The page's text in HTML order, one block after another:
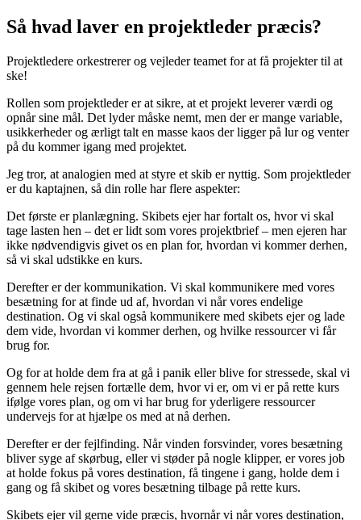
Så hvad laver en projektleder præcis?
Projektledere orkestrerer og vejleder teamet for at få projekter til at
ske!
Rollen som projektleder er at sikre, at et projekt leverer værdi og
opnår sine mål. Det lyder måske nemt, men der er mange variable,
usikkerheder og ærligt talt en masse kaos der ligger på lur og venter
på du kommer igang med projektet.
Jeg tror, at analogien med at styre et skib er nyttig. Som projektleder
er du kaptajnen, så din rolle har flere aspekter:
Det første er planlægning. Skibets ejer har fortalt os, hvor vi skal
tage lasten hen – det er lidt som vores projektbrief – men ejeren har
ikke nødvendigvis givet os en plan for, hvordan vi kommer derhen,
så vi skal udstikke en kurs.
Derefter er der kommunikation. Vi skal kommunikere med vores
besætning for at finde ud af, hvordan vi når vores endelige
destination. Og vi skal også kommunikere med skibets ejer og lade
dem vide, hvordan vi kommer derhen, og hvilke ressourcer vi får
brug for.
Og for at holde dem fra at gå i panik eller blive for stressede, skal vi
gennem hele rejsen fortælle dem, hvor vi er, om vi er på rette kurs
ifølge vores plan, og om vi har brug for yderligere ressourcer
undervejs for at hjælpe os med at nå derhen.
Derefter er der fejlfinding. Når vinden forsvinder, vores besætning
bliver syge af skørbug, eller vi støder på nogle klipper, er vores job
at holde fokus på vores destination, få tingene i gang, holde dem i
gang og få skibet og vores besætning tilbage på rette kurs.
Skibets ejer vil gerne vide præcis, hvornår vi når vores destination,